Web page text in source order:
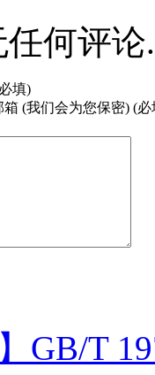
何评论.
填)
箱 (我们会为您保密) (必
GB/T